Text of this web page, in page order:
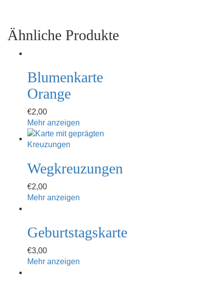
Ähnliche Produkte
Blumenkarte
Orange
€2,00
Mehr anzeigen
Wegkreuzungen
€2,00
Mehr anzeigen
Geburtstagskarte
€3,00
Mehr anzeigen